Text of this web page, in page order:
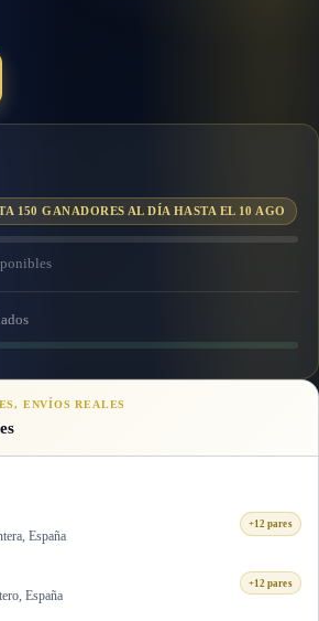
150 GANADORES AL DÍA HASTA EL 10 AGO
ENVÍOS REALES
España
+12 pares
España
+12 pares